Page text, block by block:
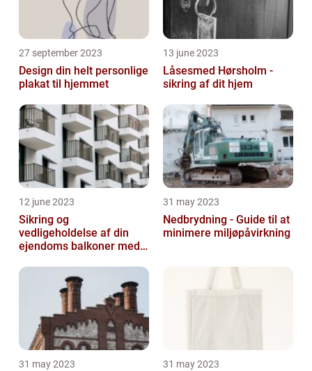
27 september 2023
Design din helt personlige
plakat til hjemmet
13 june 2023
Låsesmed Hørsholm -
sikring af dit hjem
12 june 2023
Sikring og
vedligeholdelse af din
ejendoms balkoner med
31 may 2023
Nedbrydning - Guide til at
minimere miljøpåvirkning
31 may 2023 31 may 2023